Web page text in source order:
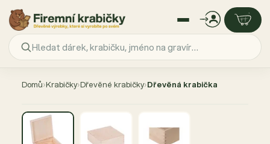
Domů›Krabičky›Dřevěné krabičky›Dřevěná krabička